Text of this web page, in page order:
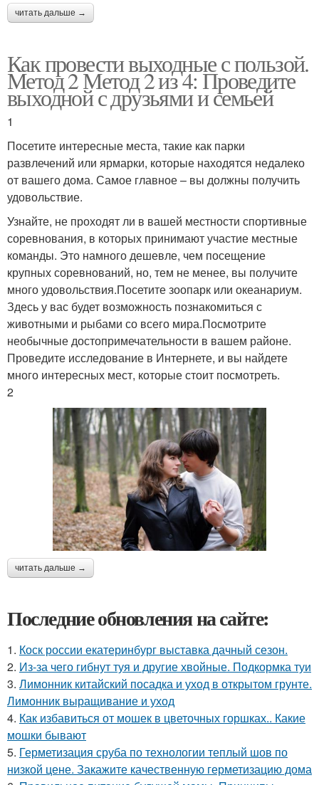
читать дальше →
Как провести выходные с пользой.
Метод 2 Метод 2 из 4: Проведите
выходной с друзьями и семьей
1
Посетите интересные места, такие как парки
развлечений или ярмарки, которые находятся недалеко
от вашего дома. Самое главное – вы должны получить
удовольствие.
Узнайте, не проходят ли в вашей местности спортивные
соревнования, в которых принимают участие местные
команды. Это намного дешевле, чем посещение
крупных соревнований, но, тем не менее, вы получите
много удовольствия.Посетите зоопарк или океанариум.
Здесь у вас будет возможность познакомиться с
животными и рыбами со всего мира.Посмотрите
необычные достопримечательности в вашем районе.
Проведите исследование в Интернете, и вы найдете
много интересных мест, которые стоит посмотреть.
2
читать дальше →
Последние обновления на сайте:
1. Коск россии екатеринбург выставка дачный сезон.
2. Из-за чего гибнут туя и другие хвойные. Подкормка туи
3. Лимонник китайский посадка и уход в открытом грунте.
Лимонник выращивание и уход
4. Как избавиться от мошек в цветочных горшках.. Какие
мошки бывают
5. Герметизация сруба по технологии теплый шов по
низкой цене. Закажите качественную герметизацию дома